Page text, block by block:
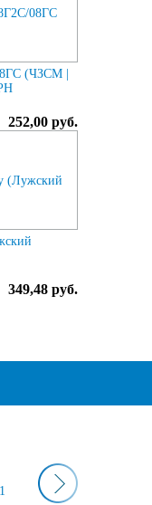
(ЧЗСМ |
252,00 руб.
349,48 руб.